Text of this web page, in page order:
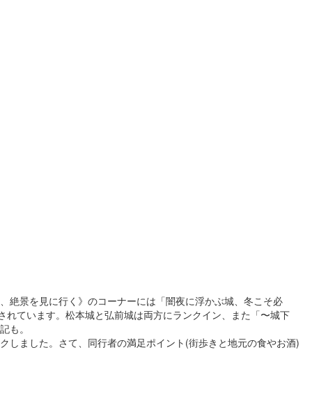
景を見に行く》のコーナーには「闇夜に浮かぶ城、冬こそ必
ています。松本城と弘前城は両方にランクイン、また「〜城下
も。
ました。さて、同行者の満足ポイント(街歩きと地元の食やお酒)